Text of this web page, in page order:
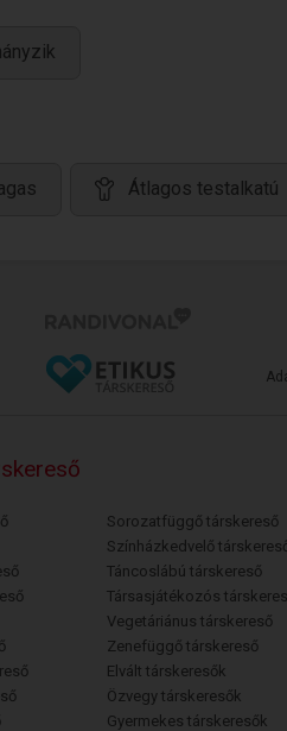
Átlagos testalkatú
Sorozatfüggő társkereső
Színházkedvelő
Táncoslábú társkereső
Társasjátékozós
Vegetáriánus társkereső
Zenefüggő társkereső
Elvált társkeresők
Özvegy társkeresők
Gyermekes társkeresők